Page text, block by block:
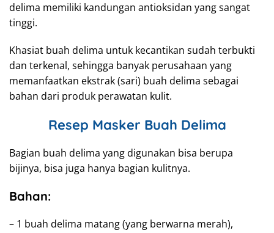
delima memiliki kandungan antioksidan yang sangat
tinggi.
Khasiat buah delima untuk kecantikan sudah terbukti
dan terkenal, sehingga banyak perusahaan yang
memanfaatkan ekstrak (sari) buah delima sebagai
bahan dari produk perawatan kulit.
Resep Masker Buah Delima
Bagian buah delima yang digunakan bisa berupa
bijinya, bisa juga hanya bagian kulitnya.
Bahan:
– 1 buah delima matang (yang berwarna merah),